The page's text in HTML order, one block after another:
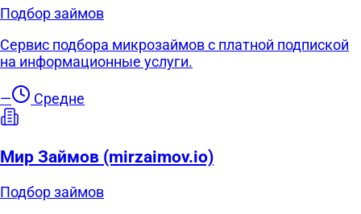
Подбор займов
Сервис подбора микрозаймов с платной подпиской
на информационные услуги.
— Средне
Мир Займов (mirzaimov.io)
Подбор займов